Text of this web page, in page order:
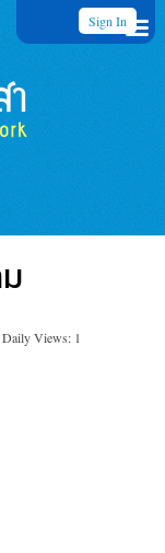
Sign In
Daily Views: 1